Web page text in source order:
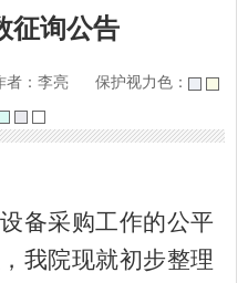
征询公告
者：李亮 保护视力色：
备采购工作的公平
我院现就初步整理